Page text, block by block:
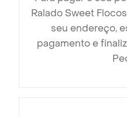
Ralado Sweet
seu endereço,
pagamento e